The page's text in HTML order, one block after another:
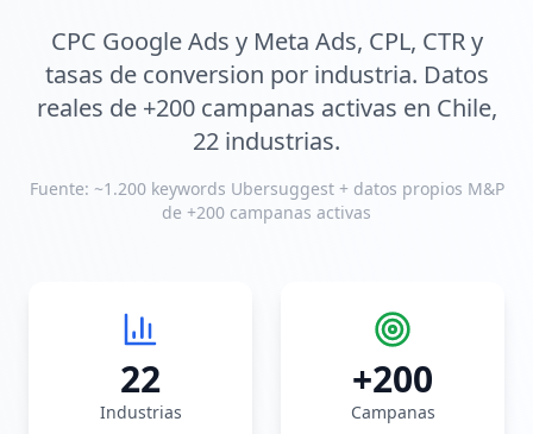
CPC Google Ads y Meta Ads, CPL, CTR y
tasas de conversion por industria. Datos
reales de +200 campanas activas en Chile,
22 industrias.
Fuente: ~1.200 keywords Ubersuggest + datos propios M&P
de +200 campanas activas
22
Industrias
+200
Campanas